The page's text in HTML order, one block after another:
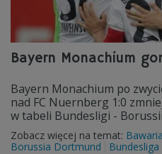
Bayern Monachium
Bayern Monachium po
nad FC Nuernberg 1:0
w tabeli Bundesligi -
Zobacz więcej na temat: Bawaria
Borussia Dortmund
Bundesliga